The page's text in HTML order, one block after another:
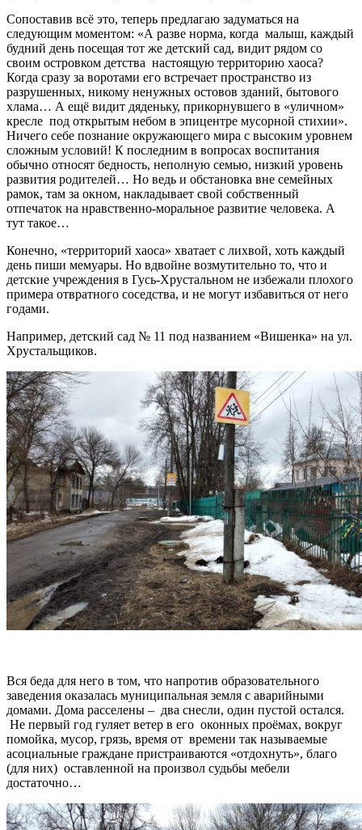
Сопоставив всё это, теперь предлагаю задуматься на
следующим моментом: «А разве норма, когда малыш, каждый
будний день посещая тот же детский сад, видит рядом со
своим островком детства настоящую территорию хаоса?
Когда сразу за воротами его встречает пространство из
разрушенных, никому ненужных остовов зданий, бытового
хлама… А ещё видит дяденьку, прикорнувшего в «уличном»
кресле под открытым небом в эпицентре мусорной стихии».
Ничего себе познание окружающего мира с высоким уровнем
сложным условий! К последним в вопросах воспитания
обычно относят бедность, неполную семью, низкий уровень
развития родителей… Но ведь и обстановка вне семейных
рамок, там за окном, накладывает свой собственный
отпечаток на нравственно-моральное развитие человека. А
тут такое…
Конечно, «территорий хаоса» хватает с лихвой, хоть каждый
день пиши мемуары. Но вдвойне возмутительно то, что и
детские учреждения в Гусь-Хрустальном не избежали плохого
примера отвратного соседства, и не могут избавиться от него
годами.
Например, детский сад № 11 под названием «Вишенка» на ул.
Хрустальщиков.
Вся беда для него в том, что напротив образовательного
заведения оказалась муниципальная земля с аварийными
домами. Дома расселены – два снесли, один пустой остался.
Не первый год гуляет ветер в его оконных проёмах, вокруг
помойка, мусор, грязь, время от времени так называемые
асоциальные граждане пристраиваются «отдохнуть», благо
(для них) оставленной на произвол судьбы мебели
достаточно…